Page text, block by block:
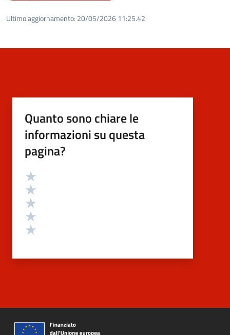
Ultimo aggiornamento: 20/05/2026 11:25.42
Quanto sono chiare le
informazioni su questa
pagina?
Valutazione